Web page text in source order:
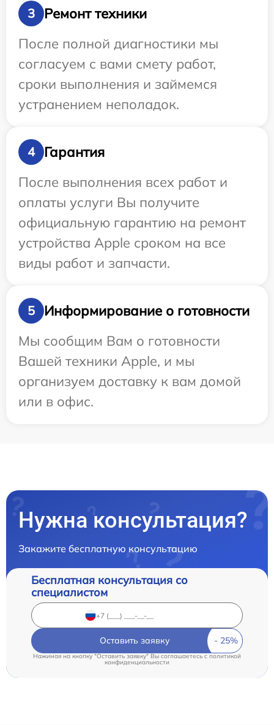
3
Ремонт техники
После полной диагностики мы
согласуем с вами смету работ,
сроки выполнения и займемся
устранением неполадок.
4
Гарантия
После выполнения всех работ и
оплаты услуги Вы получите
официальную гарантию на ремонт
устройства Apple сроком на все
виды работ и запчасти.
5
Информирование о готовности
Мы сообщим Вам о готовности
Вашей техники Apple, и мы
организуем доставку к вам домой
или в офис.
Нужна консультация?
Закажите бесплатную консультацию
Бесплатная консультация со
специалистом
Оставить заявку
Нажимая на кнопку "Оставить заявку" Вы соглашаетесь c политикой
конфиденциальности